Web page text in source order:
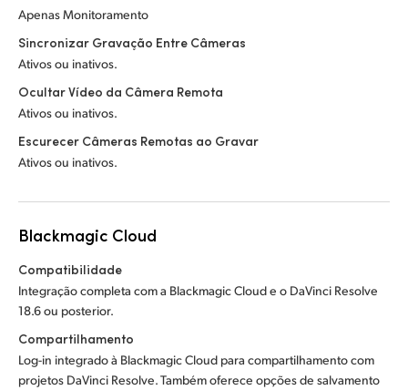
Apenas Monitoramento
Sincronizar Gravação Entre Câmeras
Ativos ou inativos.
Ocultar Vídeo da Câmera Remota
Ativos ou inativos.
Escurecer Câmeras Remotas ao Gravar
Ativos ou inativos.
Blackmagic Cloud
Compatibilidade
Integração completa com a Blackmagic Cloud e o DaVinci Resolve
18.6 ou posterior.
Compartilhamento
Log-in integrado à Blackmagic Cloud para compartilhamento com
projetos DaVinci Resolve. Também oferece opções de salvamento